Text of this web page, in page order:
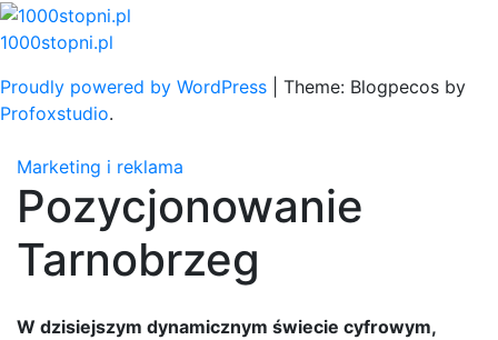
Skip
to
1000stopni.pl
Proudly powered by WordPress
Theme: Blogpecos by
Profoxstudio.
Marketing i reklama
Pozycjonowanie
Tarnobrzeg
W dzisiejszym dynamicznym świecie cyfrowym,